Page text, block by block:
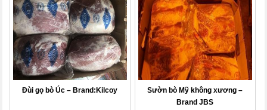
Đùi gọ bò Úc – Brand:Kilcoy
Sườn bò Mỹ không xương –
Brand JBS